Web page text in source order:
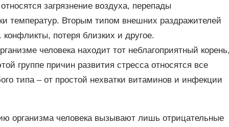
загрязнение воздуха, перепады
температур. Вторым типом внешних раздражителей
потеря близких и другое.
человека находит тот неблагоприятный
группе причин развития стресса относятся все
типа – от простой нехватки витаминов и инфекции
организма человека вызывают лишь отрицательные